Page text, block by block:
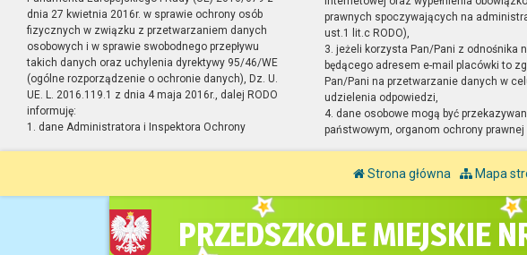
dnia 27 kwietnia 2016r. w sprawie ochrony osób
fizycznych w związku z przetwarzaniem danych
osobowych i w sprawie swobodnego przepływu
takich danych oraz uchylenia dyrektywy 95/46/WE
(ogólne rozporządzenie o ochronie danych), Dz. U.
UE. L. 2016.119.1 z dnia 4 maja 2016r., dalej RODO
informuję:
1. dane Administratora i Inspektora Ochrony
prawnych spoczywających na
ust.1 lit.c RODO),
3. jeżeli korzysta Pan/Pani z odnośnika
będącego adresem e-mail placówki to
Pan/Pani na przetwarzanie danych w
udzielenia odpowiedzi,
4. dane osobowe mogą być
państwowym, organom ochrony prawnej
Strona główna Mapa
PRZEDSZKOLE MIEJSKIE